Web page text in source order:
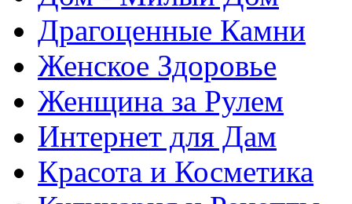
Драгоценные Камни
Женское Здоровье
Женщина за Рулем
Интернет для Дам
Красота и Косметика